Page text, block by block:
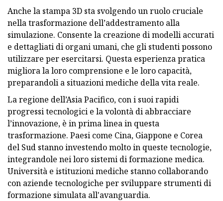
Anche la stampa 3D sta svolgendo un ruolo cruciale
nella trasformazione dell’addestramento alla
simulazione. Consente la creazione di modelli accurati
e dettagliati di organi umani, che gli studenti possono
utilizzare per esercitarsi. Questa esperienza pratica
migliora la loro comprensione e le loro capacità,
preparandoli a situazioni mediche della vita reale.
La regione dell’Asia Pacifico, con i suoi rapidi
progressi tecnologici e la volontà di abbracciare
l’innovazione, è in prima linea in questa
trasformazione. Paesi come Cina, Giappone e Corea
del Sud stanno investendo molto in queste tecnologie,
integrandole nei loro sistemi di formazione medica.
Università e istituzioni mediche stanno collaborando
con aziende tecnologiche per sviluppare strumenti di
formazione simulata all'avanguardia.